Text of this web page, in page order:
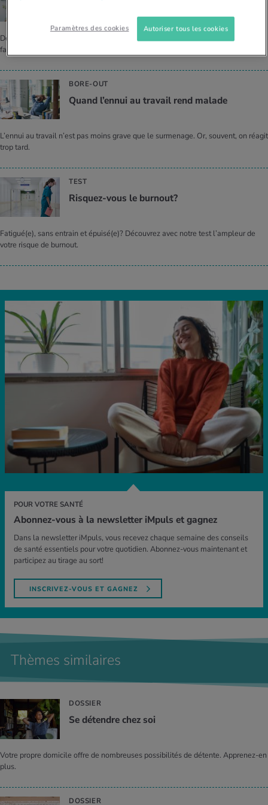
Burn-on: quand on conti­nue à avan­cer mal­gré
Découvrez ce qu’est le burn-on, comment il se manifeste et ce que vous pouvez
faire pour l’éviter.
BORE-OUT
Quand l’en­nui au tra­vail rend malade
L’ennui au travail n’est pas moins grave que le surmenage. Or, souvent, on réagit
trop tard.
TEST
Ris­quez-vous le bur­nout?
Fatigué(e), sans entrain et épuisé(e)? Découvrez avec notre test l’ampleur de
votre risque de burnout.
POUR VOTRE SANTÉ
Abonnez-vous à la newsletter iMpuls et gagnez
Dans la newsletter iMpuls, vous recevez chaque semaine des conseils
de santé essentiels pour votre quotidien. Abonnez-vous maintenant et
participez au tirage au sort!
INSCRIVEZ-VOUS ET GAGNEZ
Thèmes similaires
DOSSIER
Se détendre chez soi
Votre propre domicile offre de nombreuses possibilités de détente. Apprenez-en
plus.
DOSSIER
Paramètres des cookies Autoriser tous les cookies